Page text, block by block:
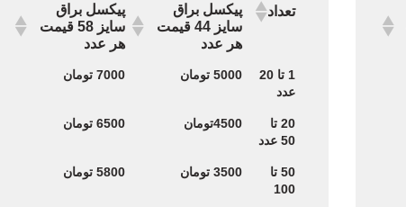
تعداد
پیکسل براق
سایز 44 قیمت
هر عدد
پیکسل براق
سایز 58 قیمت
هر عدد
تعداد
پیکسل براق
سایز 44 قیمت
پیکسل براق
سایز 58 قیمت
1 تا 20
عدد
5000 تومان 7000 تومان
20 تا
50 عدد
4500تومان 6500 تومان
50 تا
100
3500 تومان 5800 تومان